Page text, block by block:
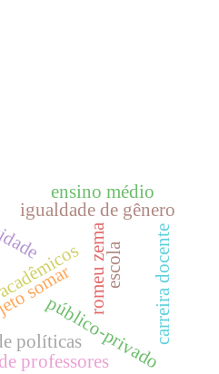
somar
público-privado
romeu zema
igualdade de gênero
acadêmicos
políticas
escola carreira docente
ensino médio
professores